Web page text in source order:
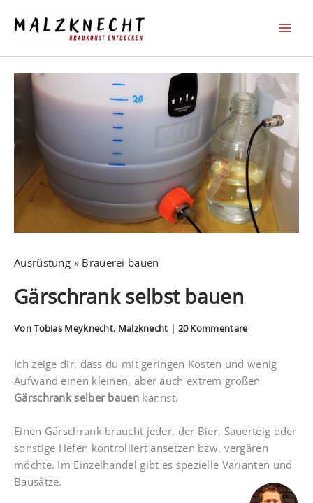
Inhalt
Ausrüstung Brauerei bauen
Gärschrank selbst bauen
VonTobias Meyknecht, Malzknecht | 20 Kommentare
Ich zeige dir, dass du mit geringen Kosten und wenig
Aufwand einen kleinen, aber auch extrem großen
Gärschrank selber bauenkannst.
Einen Gärschrank braucht jeder, der Bier, Sauerteig oder
sonstige Hefen kontrolliert ansetzen bzw. vergären
möchte. Im Einzelhandel gibt es spezielle Varianten und
Bausätze.